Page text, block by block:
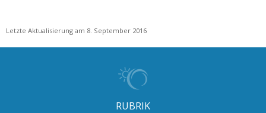
Letzte Aktualisierung am 8. September 2016
RUBRIK